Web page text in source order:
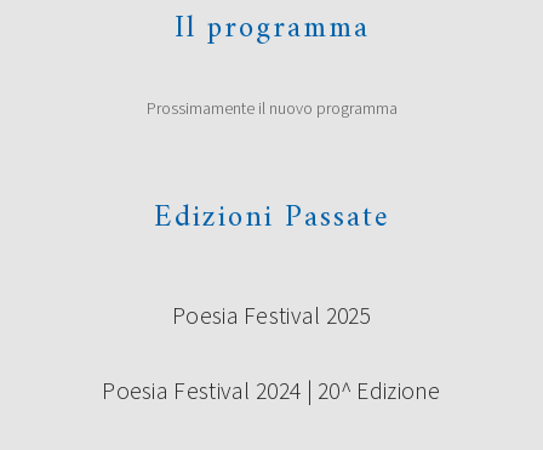
Il programma
Prossimamente il nuovo programma
Edizioni Passate
Poesia Festival 2025
Poesia Festival 2024 | 20^ Edizione